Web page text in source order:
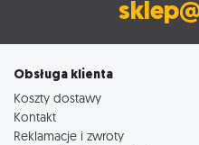
Obsługa klienta
Koszty dostawy
Kontakt
Reklamacje i zwroty